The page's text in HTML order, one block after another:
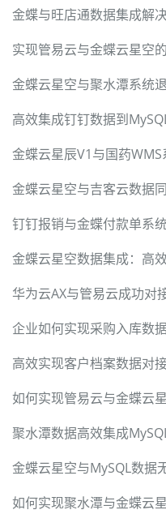
金蝶与旺店通数据集成解
实现管易云与金蝶云星空
金蝶云星空与聚水潭系统
高效集成钉钉数据到
金蝶云星辰V1与国药
金蝶云星空与吉客云数据
钉钉报销与金蝶付款单系
金蝶云星空数据集成：高
华为云AX与管易云成功对
企业如何实现采购入库数
如何实现管易云与金蝶云
聚水潭数据高效集成
金蝶云星空与MySQL数据
如何实现聚水潭与金蝶云